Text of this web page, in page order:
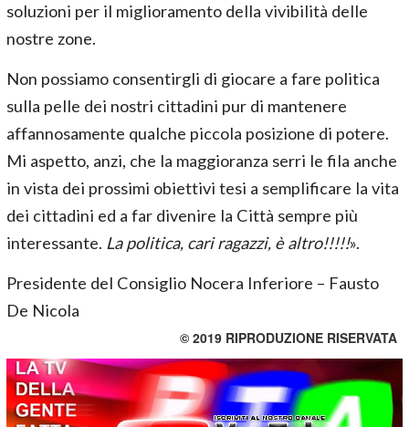
soluzioni per il miglioramento della vivibilità delle
nostre zone.
Non possiamo consentirgli di giocare a fare politica
sulla pelle dei nostri cittadini pur di mantenere
affannosamente qualche piccola posizione di potere.
Mi aspetto, anzi, che la maggioranza serri le fila anche
in vista dei prossimi obiettivi tesi a semplificare la vita
dei cittadini ed a far divenire la Città sempre più
interessante. La politica, cari ragazzi, è altro!!!!!».
Presidente del Consiglio Nocera Inferiore – Fausto
De Nicola
© 2019 RIPRODUZIONE RISERVATA